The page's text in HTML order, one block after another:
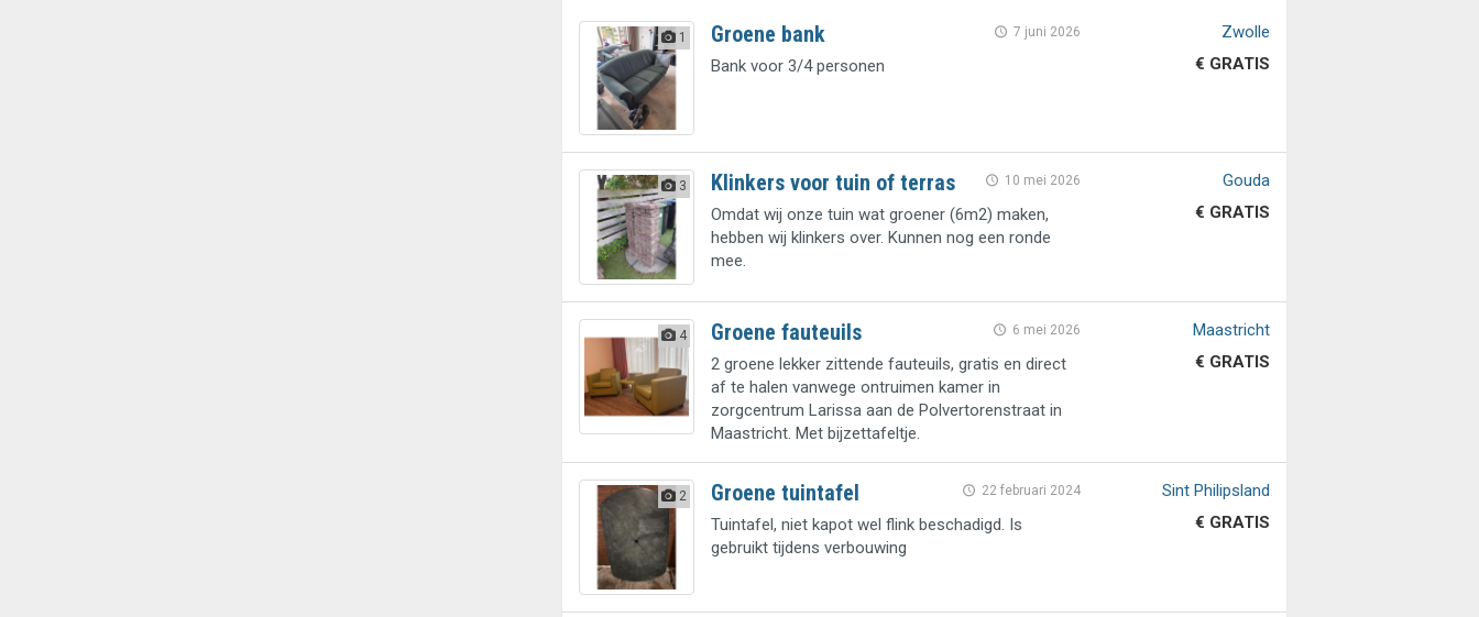
1 7 juni 2026
Groene bank
Bank voor 3/4 personen
Zwolle
€ GRATIS
3 10 mei 2026
Klinkers voor tuin of terras
Omdat wij onze tuin wat groener (6m2) maken,
hebben wij klinkers over. Kunnen nog een ronde
mee.
Gouda
€ GRATIS
4 6 mei 2026
Groene fauteuils
2 groene lekker zittende fauteuils, gratis en direct
af te halen vanwege ontruimen kamer in
zorgcentrum Larissa aan de Polvertorenstraat in
Maastricht. Met bijzettafeltje.
Maastricht
€ GRATIS
2 22 februari 2024
Groene tuintafel
Tuintafel, niet kapot wel flink beschadigd. Is
gebruikt tijdens verbouwing
Sint Philipsland
€ GRATIS